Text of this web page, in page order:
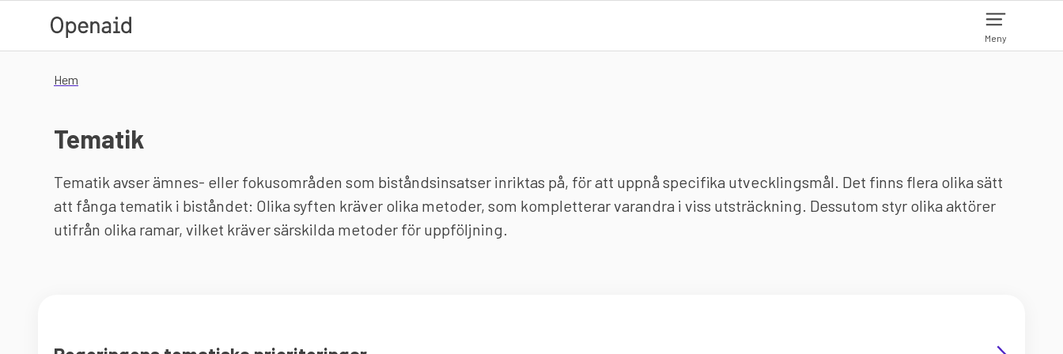
Meny
Hem
Tematik
Tematik avser ämnes- eller fokusområden som biståndsinsatser inriktas på, för att uppnå specifika utvecklingsmål. Det finns flera olika sätt
att fånga tematik i biståndet: Olika syften kräver olika metoder, som kompletterar varandra i viss utsträckning. Dessutom styr olika aktörer
utifrån olika ramar, vilket kräver särskilda metoder för uppföljning.